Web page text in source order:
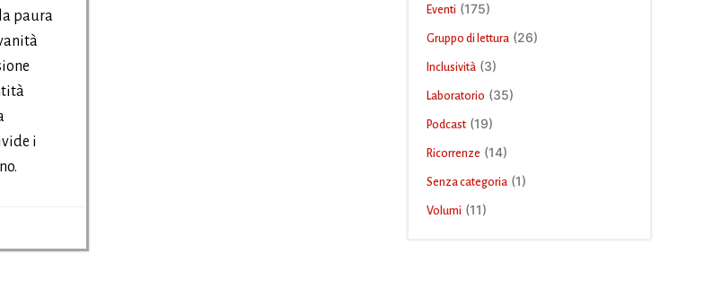
paura
i
Eventi (175)
Gruppo di lettura(26)
Inclusività(3)
Laboratorio (35)
Podcast(19)
Ricorrenze (14)
Senza categoria(1)
Volumi (11)